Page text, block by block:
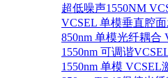
超低噪声1550NM
VCSEL 单模垂直腔
850nm 单模光纤耦合
1550nm 可调谐
1550nm 单模 VCSEL